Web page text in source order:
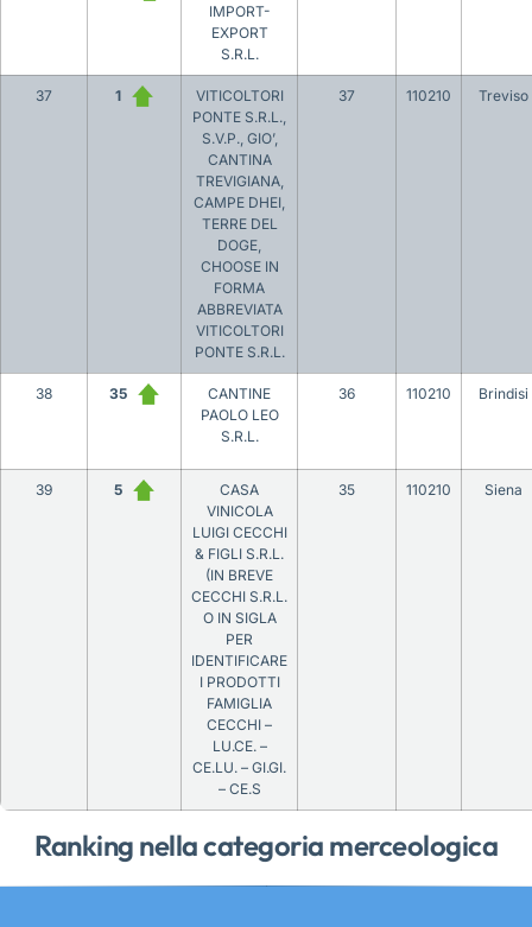
Ranking nella categoria merceologica
IMPORT-
EXPORT
S.R.L.
37 1
VITICOLTORI
PONTE S.R.L.,
S.V.P., GIO’,
CANTINA
TREVIGIANA,
CAMPE DHEI,
TERRE DEL
DOGE,
CHOOSE IN
FORMA
ABBREVIATA
VITICOLTORI
PONTE S.R.L.
37 110210 Treviso
38 35
CANTINE
PAOLO LEO
S.R.L.
36 110210 Brindisi
39 5
CASA
VINICOLA
LUIGI CECCHI
& FIGLI S.R.L.
(IN BREVE
CECCHI S.R.L.
O IN SIGLA
PER
IDENTIFICARE
I PRODOTTI
FAMIGLIA
CECCHI –
LU.CE. –
CE.LU. – GI.GI.
– CE.S
35 110210 Siena